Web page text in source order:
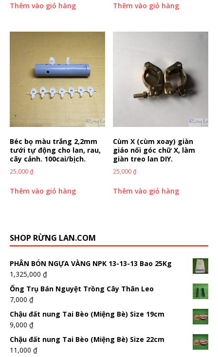
Thêm vào giỏ hàng Thêm vào giỏ hàng
Béc bọ màu trắng 2,2mm
tưới tự động cho lan, rau,
cây cảnh. 100cai/bịch.
25,000₫
Thêm vào giỏ hàng
Cùm X (cùm xoay) giàn
giáo nối góc chữ X, làm
giàn treo lan DIY.
25,000₫
Thêm vào giỏ hàng
SHOP RỪNG LAN.COM
PHÂN BÓN NGỰA VÀNG NPK 13-13-13 Bao 25Kg
1,325,000 ₫
Ống Trụ Bán Nguyệt Trồng Cây Thân Leo
7,000 ₫
Chậu đất nung Tai Bèo (Miệng Bè) Size 19cm
9,000 ₫
Chậu đất nung Tai Bèo (Miệng Bè) Size 22cm
11,000 ₫